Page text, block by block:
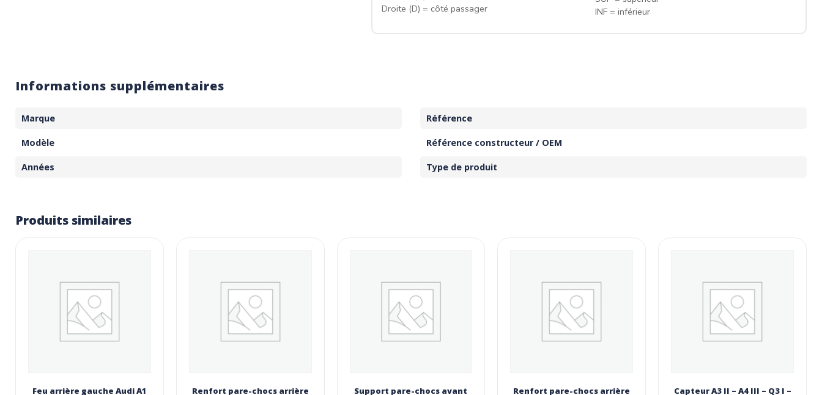
Droite (D) = côté passager
INF = inférieur
Informations supplémentaires
Marque Référence
Modèle Référence constructeur / OEM
Années Type de produit
Produits similaires
Feu arrière gauche Audi A1
Renfort pare-chocs arrière
Support pare-chocs avant
Renfort pare-chocs arrière
Capteur A3 II – A4 III – Q3 I –